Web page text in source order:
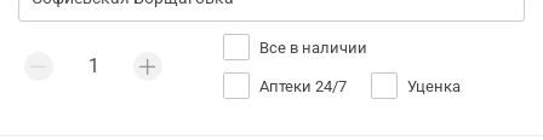
Все в наличии
Аптеки 24/7 Уценка